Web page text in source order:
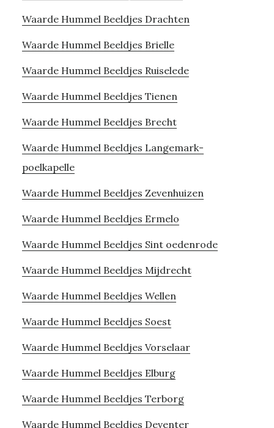
Waarde Hummel Beeldjes Drachten
Waarde Hummel Beeldjes Brielle
Waarde Hummel Beeldjes Ruiselede
Waarde Hummel Beeldjes Tienen
Waarde Hummel Beeldjes Brecht
Waarde Hummel Beeldjes Langemark-
poelkapelle
Waarde Hummel Beeldjes Zevenhuizen
Waarde Hummel Beeldjes Ermelo
Waarde Hummel Beeldjes Sint oedenrode
Waarde Hummel Beeldjes Mijdrecht
Waarde Hummel Beeldjes Wellen
Waarde Hummel Beeldjes Soest
Waarde Hummel Beeldjes Vorselaar
Waarde Hummel Beeldjes Elburg
Waarde Hummel Beeldjes Terborg
Waarde Hummel Beeldjes Deventer